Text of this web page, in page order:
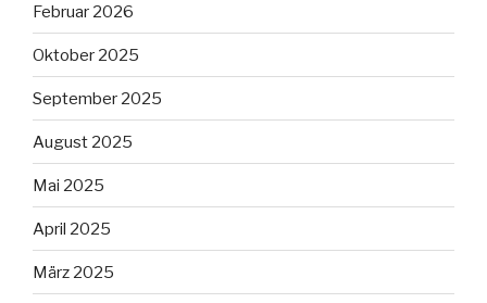
Februar 2026
Oktober 2025
September 2025
August 2025
Mai 2025
April 2025
März 2025